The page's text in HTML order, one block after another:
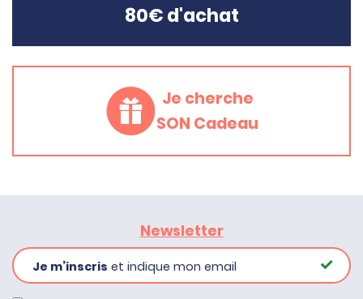
80€ d'achat
Je cherche
SON Cadeau
Newsletter
Je m’inscris et indique mon email